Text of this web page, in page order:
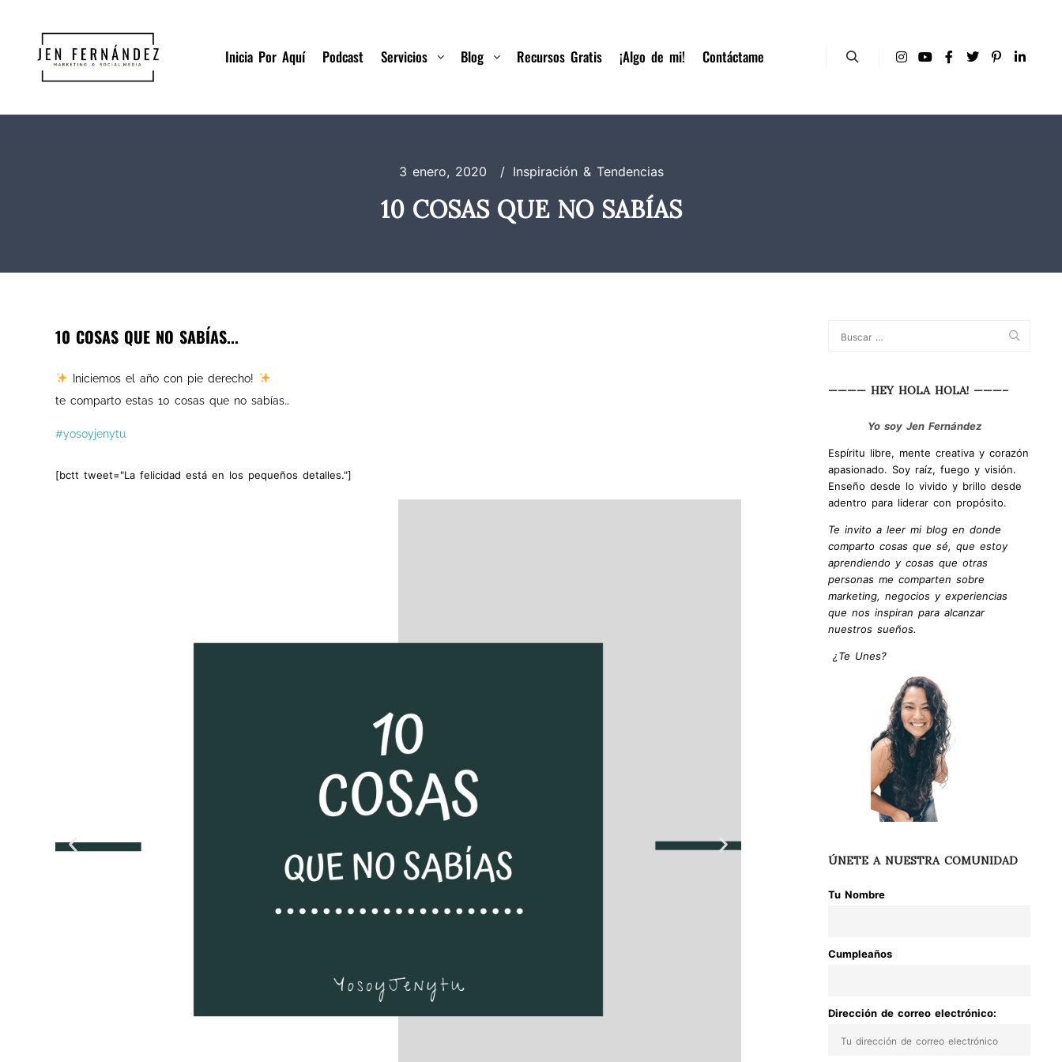
Inicia Por Aquí Podcast Servicios Blog Recursos Gratis ¡Algo de mi! Contáctame
3 enero, 2020 Inspiración & Tendencias
10 COSAS QUE NO SABÍAS
10 COSAS QUE NO SABÍAS...
Iniciemos el año con pie derecho!
te comparto estas 10 cosas que no sabías…
#yosoyjenytu
[bctt tweet="La felicidad está en los pequeños detalles."]
———— HEY HOLA HOLA! ———–
Yo soy Jen Fernández
Espíritu libre, mente creativa y corazón
apasionado. Soy raíz, fuego y visión.
Enseño desde lo vivido y brillo desde
adentro para liderar con propósito.
Te invito a leer mi blog en donde
comparto cosas que sé, que estoy
aprendiendo y cosas que otras
personas me comparten sobre
marketing, negocios y experiencias
que nos inspiran para alcanzar
nuestros sueños.
¿Te Unes?
ÚNETE A NUESTRA COMUNIDAD
Tu Nombre
Cumpleaños
Dirección de correo electrónico: